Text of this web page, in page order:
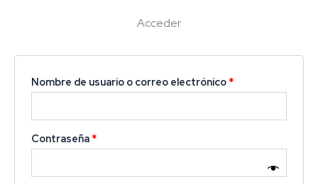
Acceder
Nombre de usuario o correo electrónico *
Contraseña *